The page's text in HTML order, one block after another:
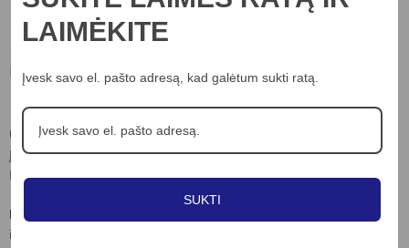
UAB “Nord lights”
Įm.k. 306703898
Laisvės al. 82, Kaunas
Kontaktai:
info@nordlights.lt
Informacija
Kontaktai
LAIMĖKITE
Įvesk savo el. pašto adresą, kad galėtum sukti ratą.
SUKTI